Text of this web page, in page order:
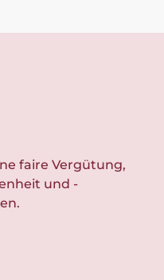
faire Vergütung,
und -